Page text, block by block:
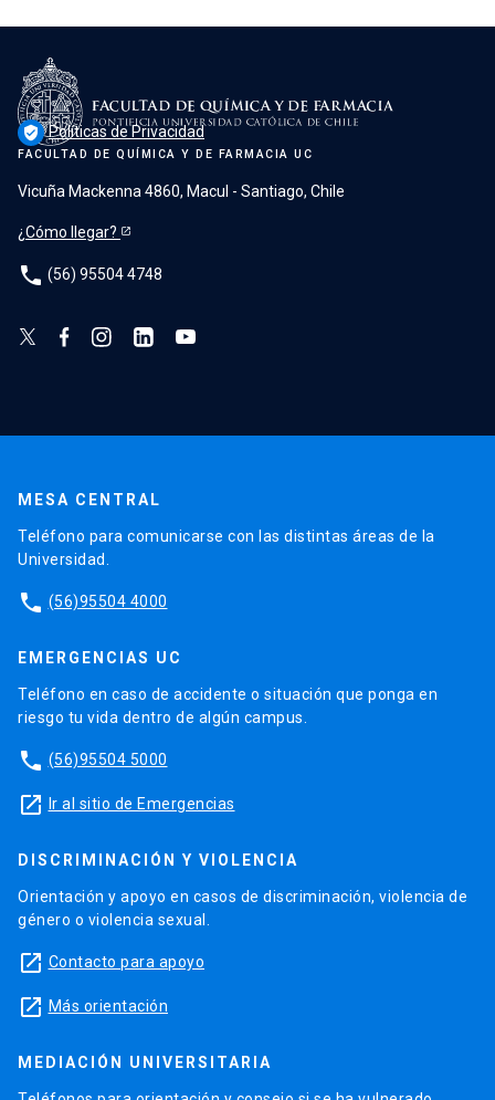
verified_user Políticas de Privacidad
FACULTAD DE QUÍMICA Y DE FARMACIA UC
Vicuña Mackenna 4860, Macul - Santiago, Chile
¿Cómo llegar?
phone (56) 95504 4748
MESA CENTRAL
Teléfono para comunicarse con las distintas áreas de la
Universidad.
phone (56)95504 4000
EMERGENCIAS UC
Teléfono en caso de accidente o situación que ponga en
riesgo tu vida dentro de algún campus.
phone (56)95504 5000
launch Ir al sitio de Emergencias
DISCRIMINACIÓN Y VIOLENCIA
Orientación y apoyo en casos de discriminación, violencia de
género o violencia sexual.
launch Contacto para apoyo
launch Más orientación
MEDIACIÓN UNIVERSITARIA